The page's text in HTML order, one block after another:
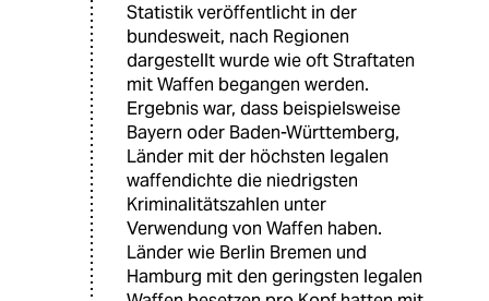
Statistik veröffentlicht in der
bundesweit, nach Regionen
dargestellt wurde wie oft Straftaten
mit Waffen begangen werden.
Ergebnis war, dass beispielsweise
Bayern oder Baden-Württemberg,
Länder mit der höchsten legalen
waffendichte die niedrigsten
Kriminalitätszahlen unter
Verwendung von Waffen haben.
Länder wie Berlin Bremen und
Hamburg mit den geringsten legalen